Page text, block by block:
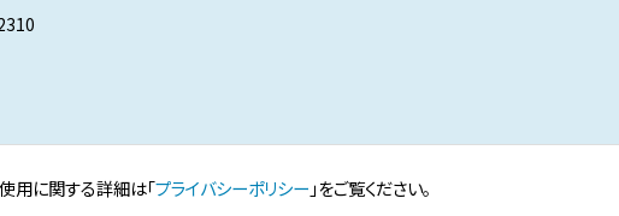
用に関する詳細は「プライバシーポリシー 」をご覧ください。
All Rights Reserved.